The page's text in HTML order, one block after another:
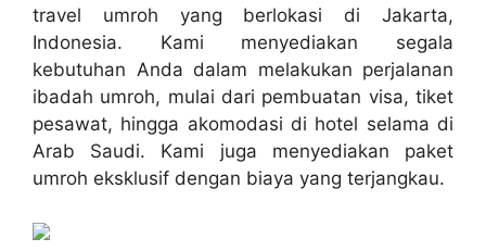
travel umroh yang berlokasi di Jakarta,
Indonesia. Kami menyediakan segala
kebutuhan Anda dalam melakukan perjalanan
ibadah umroh, mulai dari pembuatan visa, tiket
pesawat, hingga akomodasi di hotel selama di
Arab Saudi. Kami juga menyediakan paket
umroh eksklusif dengan biaya yang terjangkau.